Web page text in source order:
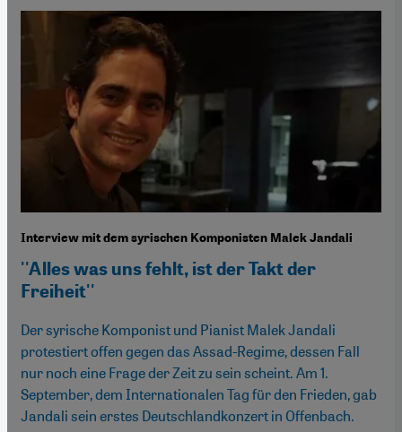
Interview mit dem syrischen Komponisten Malek Jandali
''Alles was uns fehlt, ist der Takt der
Freiheit''
Der syrische Komponist und Pianist Malek Jandali
protestiert offen gegen das Assad-Regime, dessen Fall
nur noch eine Frage der Zeit zu sein scheint. Am 1.
September, dem Internationalen Tag für den Frieden, gab
Jandali sein erstes Deutschlandkonzert in Offenbach.